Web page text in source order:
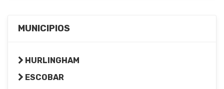
MUNICIPIOS
HURLINGHAM
ESCOBAR